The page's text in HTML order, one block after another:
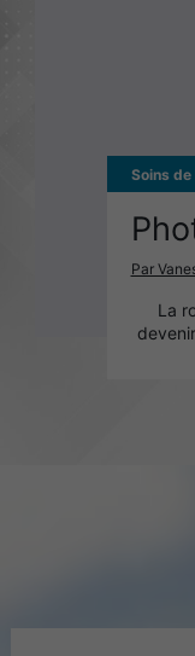
Soins de
Par
La